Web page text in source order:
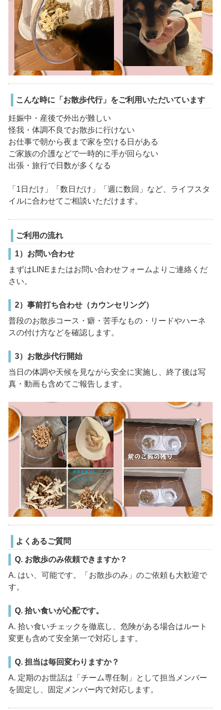
こんな時に「お散歩代行」をご利用いただいています
妊娠中・産後で外出が難しい
怪我・体調不良でお散歩に行けない
お仕事で朝から夜まで家を空ける日がある
ご家族の介護などで一時的に手が回らない
出張・旅行で日数が多くなる
「1日だけ」「数日だけ」「週に数回」など、ライフスタ
イルに合わせてご相談いただけます。
ご利用の流れ
1）お問い合わせ
まずはLINEまたはお問い合わせフォームよりご連絡くだ
さい。
2）事前打ち合わせ（カウンセリング）
普段のお散歩コース・癖・苦手なもの・リードやハーネ
スの付け方などを確認します。
3）お散歩代行開始
当日の体調や天候を見ながら安全に実施し、終了後は写
真・動画も含めてご報告します。
よくあるご質問
Q. お散歩のみ依頼できますか？
A. はい、可能です。「お散歩のみ」のご依頼も大歓迎で
す。
Q. 拾い食いが心配です。
A. 拾い食いチェックを徹底し、危険がある場合はルート
変更も含めて安全第一で対応します。
Q. 担当は毎回変わりますか？
A. 定期のお世話は「チーム専任制」として担当メンバー
を固定し、固定メンバー内で対応します。